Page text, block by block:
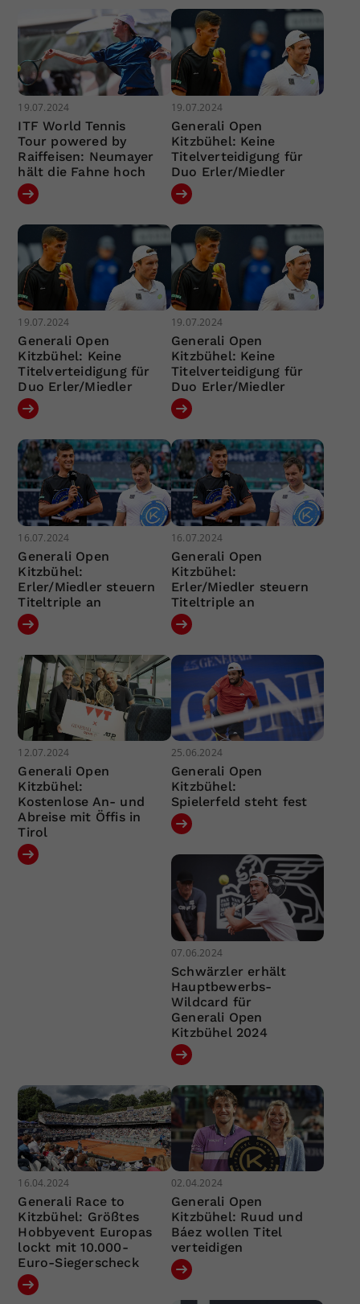
19.07.2024
ITF World Tennis
Tour powered by
Raiffeisen: Neumayer
hält die Fahne hoch
19.07.2024
Generali Open
Kitzbühel: Keine
Titelverteidigung für
Duo Erler/Miedler
19.07.2024
Generali Open
Kitzbühel: Keine
Titelverteidigung für
Duo Erler/Miedler
19.07.2024
Generali Open
Kitzbühel: Keine
Titelverteidigung für
Duo Erler/Miedler
16.07.2024
Generali Open
Kitzbühel:
Erler/Miedler steuern
Titeltriple an
16.07.2024
Generali Open
Kitzbühel:
Erler/Miedler steuern
Titeltriple an
12.07.2024
Generali Open
Kitzbühel:
Kostenlose An- und
Abreise mit Öffis in
Tirol
25.06.2024
Generali Open
Kitzbühel:
Spielerfeld steht fest
07.06.2024
Schwärzler erhält
Hauptbewerbs-
Wildcard für
Generali Open
Kitzbühel 2024
16.04.2024
Generali Race to
Kitzbühel: Größtes
Hobbyevent Europas
lockt mit 10.000-
Euro-Siegerscheck
02.04.2024
Generali Open
Kitzbühel: Ruud und
Báez wollen Titel
verteidigen